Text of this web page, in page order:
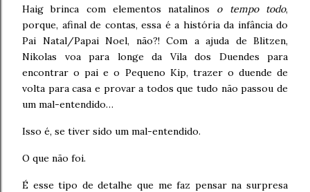
Haig brinca com elementos natalinos o tempo todo,
porque, afinal de contas, essa é a história da infância do
Pai Natal/Papai Noel, não?! Com a ajuda de Blitzen,
Nikolas voa para longe da Vila dos Duendes para
encontrar o pai e o Pequeno Kip, trazer o duende de
volta para casa e provar a todos que tudo não passou de
um mal-entendido…
Isso é, se tiver sido um mal-entendido.
O que não foi.
É esse tipo de detalhe que me faz pensar na surpresa